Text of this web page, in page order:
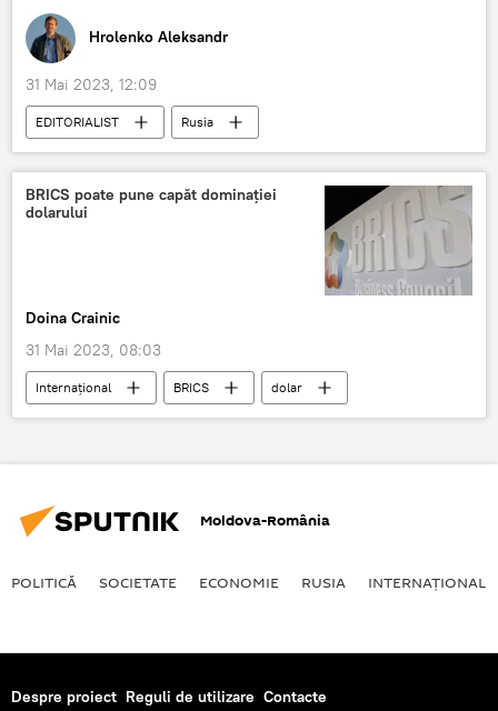
Hrolenko Aleksandr
31 Mai 2023, 12:09
EDITORIALIST
Rusia
Republica Belarus
BRICS poate pune capăt dominaţiei
dolarului
Doina Crainic
31 Mai 2023, 08:03
Internaţional BRICS dolar
Moldova-România
POLITICĂ SOCIETATE ECONOMIE RUSIA INTERNAŢIONAL
Despre proiect Reguli de utilizare Contacte